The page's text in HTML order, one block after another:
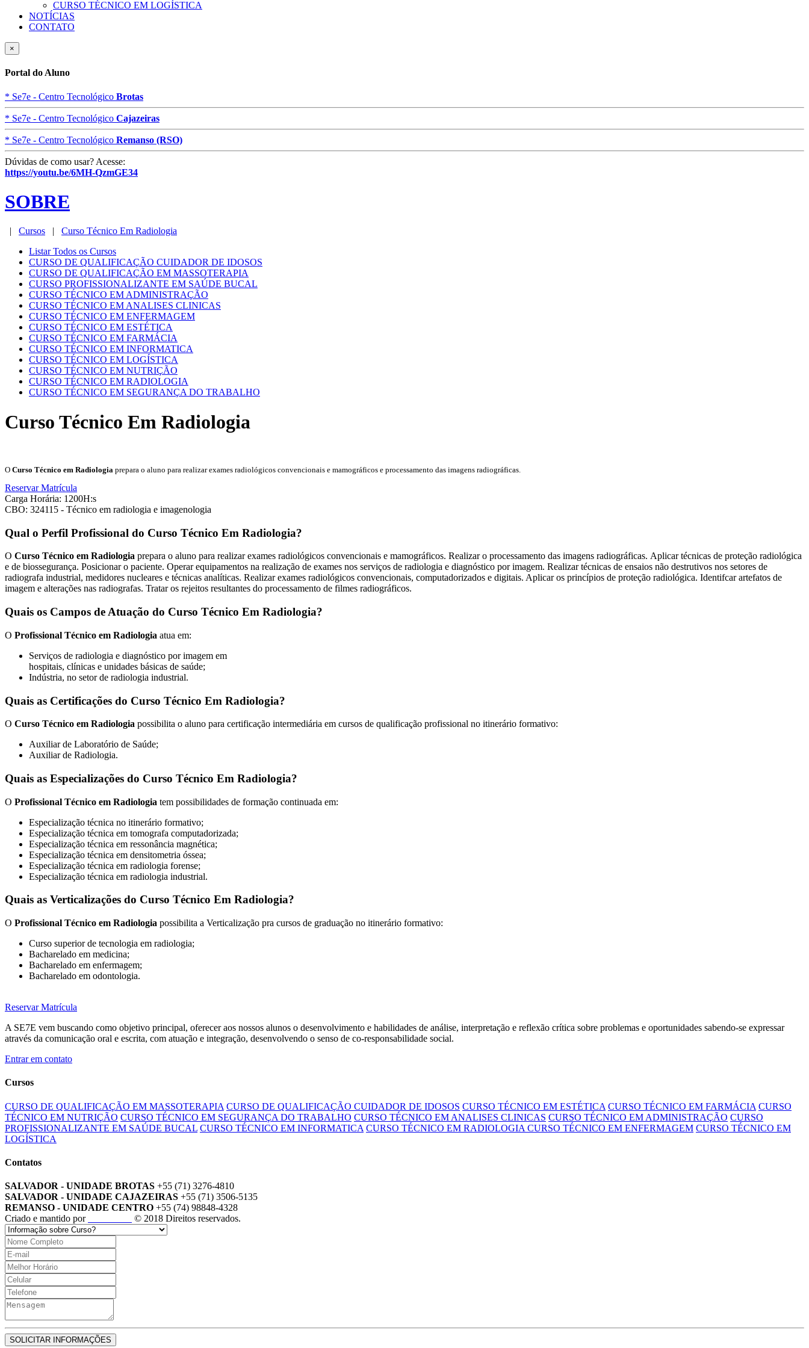
CURSO TÉCNICO EM LOGÍSTICA
NOTÍCIAS
CONTATO
×
Portal do Aluno
* Se7e - Centro Tecnológico Brotas
* Se7e - Centro Tecnológico Cajazeiras
* Se7e - Centro Tecnológico Remanso (RSO)
Dúvidas de como usar? Acesse:
https://youtu.be/6MH-QzmGE34
SOBRE
| Cursos | Curso Técnico Em Radiologia
Listar Todos os Cursos
CURSO DE QUALIFICAÇÃO CUIDADOR DE IDOSOS
CURSO DE QUALIFICAÇÃO EM MASSOTERAPIA
CURSO PROFISSIONALIZANTE EM SAÚDE BUCAL
CURSO TÉCNICO EM ADMINISTRAÇÃO
CURSO TÉCNICO EM ANALISES CLINICAS
CURSO TÉCNICO EM ENFERMAGEM
CURSO TÉCNICO EM ESTÉTICA
CURSO TÉCNICO EM FARMÁCIA
CURSO TÉCNICO EM INFORMATICA
CURSO TÉCNICO EM LOGÍSTICA
CURSO TÉCNICO EM NUTRIÇÃO
CURSO TÉCNICO EM RADIOLOGIA
CURSO TÉCNICO EM SEGURANÇA DO TRABALHO
Curso Técnico Em Radiologia
O Curso Técnico em Radiologia prepara o aluno para realizar exames radiológicos convencionais e mamográficos e processamento das imagens radiográficas.
Reservar Matrícula
Carga Horária: 1200H:s
CBO: 324115 - Técnico em radiologia e imagenologia
Qual o Perfil Profissional do Curso Técnico Em Radiologia?
O Curso Técnico em Radiologia prepara o aluno para realizar exames radiológicos convencionais e mamográficos. Realizar o processamento das imagens radiográficas. Aplicar técnicas de proteção radiológica
e de biossegurança. Posicionar o paciente. Operar equipamentos na realização de exames nos serviços de radiologia e diagnóstico por imagem. Realizar técnicas de ensaios não destrutivos nos setores de
radiografa industrial, medidores nucleares e técnicas analíticas. Realizar exames radiológicos convencionais, computadorizados e digitais. Aplicar os princípios de proteção radiológica. Identifcar artefatos de
imagem e alterações nas radiografas. Tratar os rejeitos resultantes do processamento de filmes radiográficos.
Quais os Campos de Atuação do Curso Técnico Em Radiologia?
O Profissional Técnico em Radiologia atua em:
Serviços de radiologia e diagnóstico por imagem em
hospitais, clínicas e unidades básicas de saúde;
Indústria, no setor de radiologia industrial.
Quais as Certificações do Curso Técnico Em Radiologia?
O Curso Técnico em Radiologia possibilita o aluno para certificação intermediária em cursos de qualificação profissional no itinerário formativo:
Auxiliar de Laboratório de Saúde;
Auxiliar de Radiologia.
Quais as Especializações do Curso Técnico Em Radiologia?
O Profissional Técnico em Radiologia tem possibilidades de formação continuada em:
Especialização técnica no itinerário formativo;
Especialização técnica em tomografa computadorizada;
Especialização técnica em ressonância magnética;
Especialização técnica em densitometria óssea;
Especialização técnica em radiologia forense;
Especialização técnica em radiologia industrial.
Quais as Verticalizações do Curso Técnico Em Radiologia?
O Profissional Técnico em Radiologia possibilita a Verticalização pra cursos de graduação no itinerário formativo:
Curso superior de tecnologia em radiologia;
Bacharelado em medicina;
Bacharelado em enfermagem;
Bacharelado em odontologia.
Reservar Matrícula
A SE7E vem buscando como objetivo principal, oferecer aos nossos alunos o desenvolvimento e habilidades de análise, interpretação e reflexão crítica sobre problemas e oportunidades sabendo-se expressar
através da comunicação oral e escrita, com atuação e integração, desenvolvendo o senso de co-responsabilidade social.
Entrar em contato
Cursos
CURSO DE QUALIFICAÇÃO EM MASSOTERAPIA CURSO DE QUALIFICAÇÃO CUIDADOR DE IDOSOS CURSO TÉCNICO EM ESTÉTICA CURSO TÉCNICO EM FARMÁCIA CURSO
TÉCNICO EM NUTRIÇÃO CURSO TÉCNICO EM SEGURANÇA DO TRABALHO CURSO TÉCNICO EM ANALISES CLINICAS CURSO TÉCNICO EM ADMINISTRAÇÃO CURSO
PROFISSIONALIZANTE EM SAÚDE BUCAL CURSO TÉCNICO EM INFORMATICA CURSO TÉCNICO EM RADIOLOGIA CURSO TÉCNICO EM ENFERMAGEM CURSO TÉCNICO EM
LOGÍSTICA
Contatos
SALVADOR - UNIDADE BROTAS +55 (71) 3276-4810
SALVADOR - UNIDADE CAJAZEIRAS +55 (71) 3506-5135
REMANSO - UNIDADE CENTRO +55 (74) 98848-4328
Criado e mantido por
© 2018 Direitos reservados.
SOLICITAR INFORMAÇÕES